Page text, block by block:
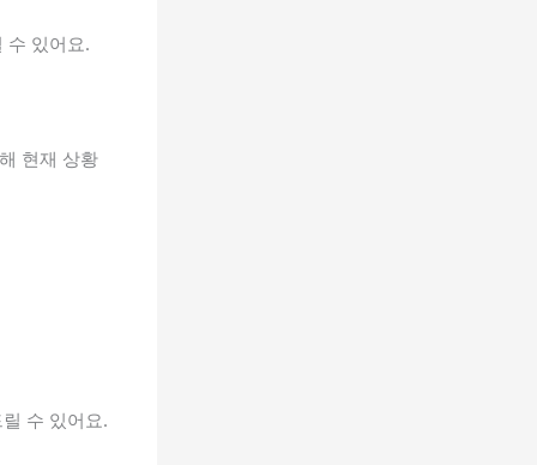
수 있어요.
현재 상황
수 있어요.